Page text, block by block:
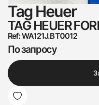
Tag Heuer
TAG HEUER
Ref: WA121J.BT0012
По запросу